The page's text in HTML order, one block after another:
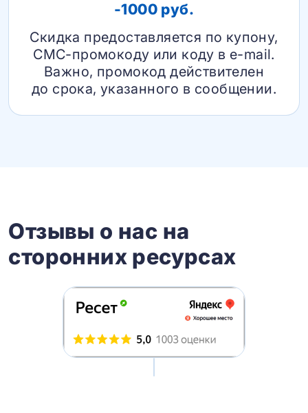
-1000 руб.
Скидка предоставляется по купону,
СМС-промокоду или коду в e-mail.
Важно, промокод действителен
до срока, указанного в сообщении.
Отзывы о нас на
сторонних ресурсах